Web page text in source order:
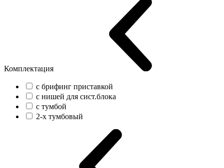
Комплектация
с брифинг приставкой
с нишей для сист.блока
с тумбой
2-х тумбовый